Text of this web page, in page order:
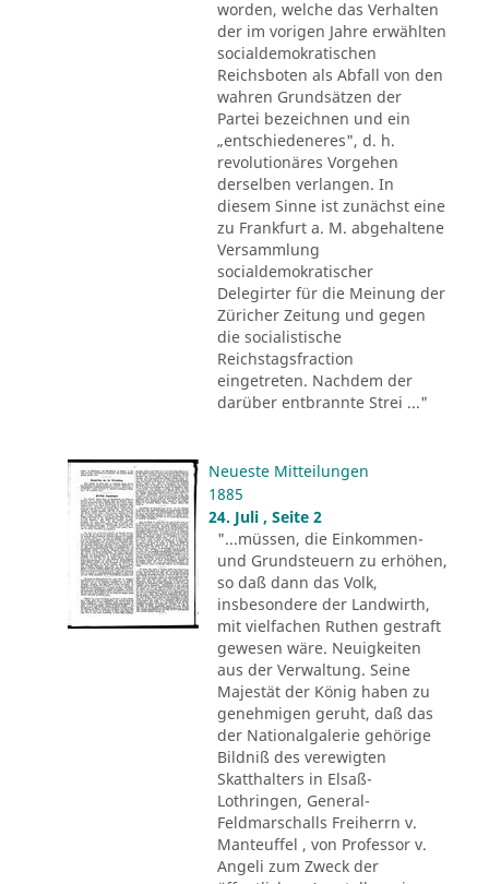
worden, welche das Verhalten
der im vorigen Jahre erwählten
socialdemokratischen
Reichsboten als Abfall von den
wahren Grundsätzen der
Partei bezeichnen und ein
„entschiedeneres", d. h.
revolutionäres Vorgehen
derselben verlangen. In
diesem Sinne ist zunächst eine
zu Frankfurt a. M. abgehaltene
Versammlung
socialdemokratischer
Delegirter für die Meinung der
Züricher Zeitung und gegen
die socialistische
Reichstagsfraction
eingetreten. Nachdem der
darüber entbrannte Strei ..."
Neueste Mitteilungen
1885
24. Juli , Seite 2
"...müssen, die Einkommen-
und Grundsteuern zu erhöhen,
so daß dann das Volk,
insbesondere der Landwirth,
mit vielfachen Ruthen gestraft
gewesen wäre. Neuigkeiten
aus der Verwaltung. Seine
Majestät der König haben zu
genehmigen geruht, daß das
der Nationalgalerie gehörige
Bildniß des verewigten
Skatthalters in Elsaß-
Lothringen, General-
Feldmarschalls Freiherrn v.
Manteuffel , von Professor v.
Angeli zum Zweck der